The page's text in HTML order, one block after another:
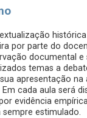
por parte do
documental e
temas a
apresentação na
cada aula será
evidência
estimulado.